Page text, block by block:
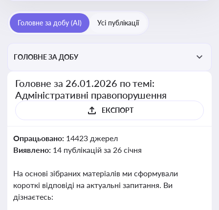
Головне за добу (AI) Усі публікації
ГОЛОВНЕ ЗА ДОБУ
Головне за 26.01.2026 по темі:
Адміністративні правопорушення
ЕКСПОРТ
Опрацьовано: 14423 джерел
Виявлено: 14 публікацій за 26 січня
На основі зібраних матеріалів ми сформували
короткі відповіді на актуальні запитання. Ви
дізнаєтесь: